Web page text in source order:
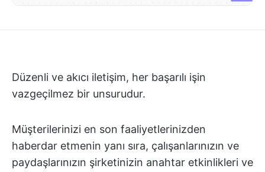
Düzenli ve akıcı iletişim, her başarılı işin
vazgeçilmez bir unsurudur.
Müşterilerinizi en son faaliyetlerinizden
haberdar etmenin yanı sıra, çalışanlarınızın ve
paydaşlarınızın şirketinizin anahtar etkinlikleri ve